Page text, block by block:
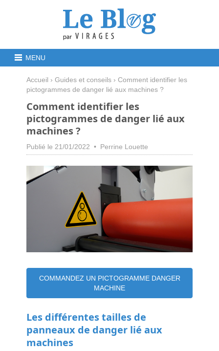
MENU
Accueil › Guides et conseils › Comment identifier les
pictogrammes de danger lié aux machines ?
Comment identifier les
pictogrammes de danger lié aux
machines ?
Publié le 21/01/2022 • Perrine Louette
COMMANDEZ UN PICTOGRAMME DANGER
MACHINE
Les différentes tailles de
panneaux de danger lié aux
machines